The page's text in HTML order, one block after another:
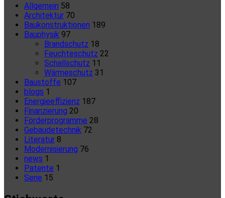
Allgemein 58
Architektur 70
Baukonstruktionen 189
Bauphysik 97
Brandschutz 18
Feuchteschutz 22
Schallschutz 11
Wärmeschutz 31
Baustoffe 107
blogs 1
Energieeffizienz 187
Finanzierung 20
Förderprogramme 28
Gebäudetechnik 72
Literatur 8
Modernisierung 76
news 1
Patente 1
Serie 15